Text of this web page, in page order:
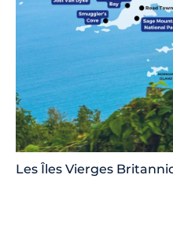
Les Îles Vierges